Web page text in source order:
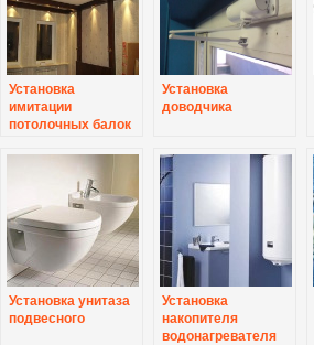
Установка
имитации
потолочных балок
Установка
доводчика
Установка унитаза
подвесного
Установка
накопителя
водонагревателя